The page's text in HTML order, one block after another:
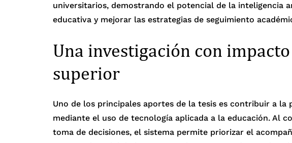
universitarios, demostrando el potencial de la inteligencia
educativa y mejorar las estrategias de seguimiento
Una investigación con
superior
Uno de los principales aportes de la tesis es contribuir a la
mediante el uso de tecnología aplicada a la educación. Al
toma de decisiones, el sistema permite priorizar el